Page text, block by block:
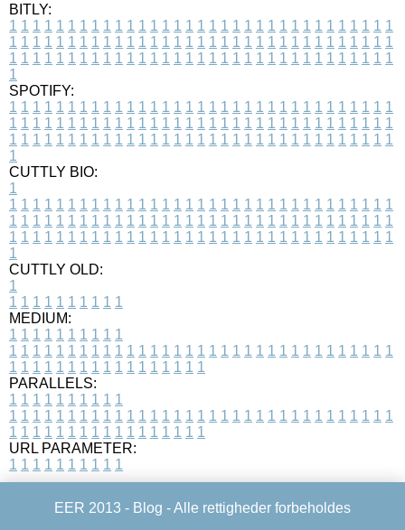
BITLY:
1 1 1 1 1 1 1 1 1 1 1 1 1 1 1 1 1 1 1 1 1 1 1 1 1 1 1 1 1 1 1 1 1
1 1 1 1 1 1 1 1 1 1 1 1 1 1 1 1 1 1 1 1 1 1 1 1 1 1 1 1 1 1 1 1 1
1 1 1 1 1 1 1 1 1 1 1 1 1 1 1 1 1 1 1 1 1 1 1 1 1 1 1 1 1 1 1 1 1
1
SPOTIFY:
1 1 1 1 1 1 1 1 1 1 1 1 1 1 1 1 1 1 1 1 1 1 1 1 1 1 1 1 1 1 1 1 1
1 1 1 1 1 1 1 1 1 1 1 1 1 1 1 1 1 1 1 1 1 1 1 1 1 1 1 1 1 1 1 1 1
1 1 1 1 1 1 1 1 1 1 1 1 1 1 1 1 1 1 1 1 1 1 1 1 1 1 1 1 1 1 1 1 1
1
CUTTLY BIO:
1
1 1 1 1 1 1 1 1 1 1 1 1 1 1 1 1 1 1 1 1 1 1 1 1 1 1 1 1 1 1 1 1 1
1 1 1 1 1 1 1 1 1 1 1 1 1 1 1 1 1 1 1 1 1 1 1 1 1 1 1 1 1 1 1 1 1
1 1 1 1 1 1 1 1 1 1 1 1 1 1 1 1 1 1 1 1 1 1 1 1 1 1 1 1 1 1 1 1 1
1
CUTTLY OLD:
1
1 1 1 1 1 1 1 1 1 1
MEDIUM:
1 1 1 1 1 1 1 1 1 1
1 1 1 1 1 1 1 1 1 1 1 1 1 1 1 1 1 1 1 1 1 1 1 1 1 1 1 1 1 1 1 1 1
1 1 1 1 1 1 1 1 1 1 1 1 1 1 1 1 1
PARALLELS:
1 1 1 1 1 1 1 1 1 1
1 1 1 1 1 1 1 1 1 1 1 1 1 1 1 1 1 1 1 1 1 1 1 1 1 1 1 1 1 1 1 1 1
1 1 1 1 1 1 1 1 1 1 1 1 1 1 1 1 1
URL PARAMETER:
1 1 1 1 1 1 1 1 1 1
EER 2013 - Blog - Alle rettigheder forbeholdes